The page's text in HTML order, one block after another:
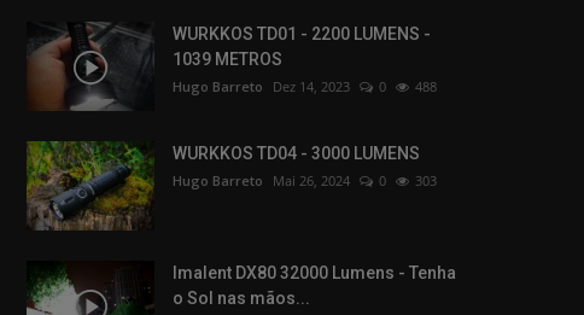
WURKKOS TD01 - 2200 LUMENS -
1039 METROS
Hugo Barreto Dez 14, 2023 0 488
WURKKOS TD04 - 3000 LUMENS
Hugo Barreto Mai 26, 2024 0 303
Imalent DX80 32000 Lumens - Tenha
o Sol nas mãos...